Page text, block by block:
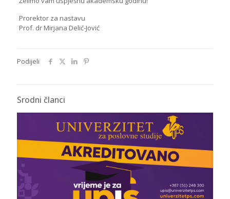
Prorektor za nastavu
Prof. dr Mirjana Delić-Jović
Podijeli
Srodni članci